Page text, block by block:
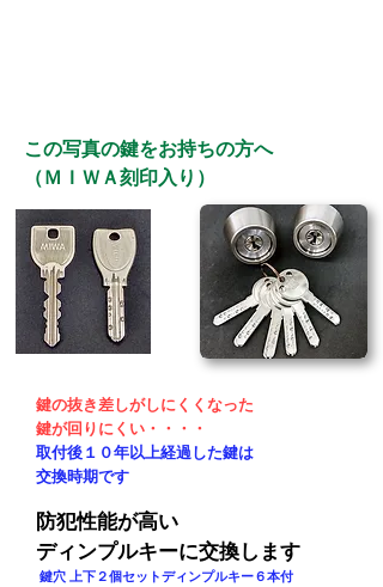
この写真の鍵をお持ちの方へ
（ＭＩＷＡ刻印入り）
鍵の抜き差しがしにくくなった
​鍵が回りにくい・・・・
取付後１０年以上経過した鍵は
​交換時期です
防犯性能が高い
​ディンプルキーに交換します
鍵穴 上下２個セット​ディンプルキー６本付